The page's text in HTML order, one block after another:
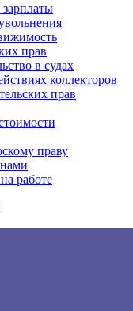
прав
в судах
коллекторов
прав
праву
работе